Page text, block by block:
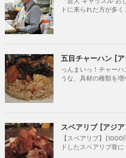
トに来られた方が多
五目チャーハン [
っんまいっ！チャー
うな、具材の種類を増
スペアリブ [アジ
【スペアリブ】
ドしたスペアリブ骨に